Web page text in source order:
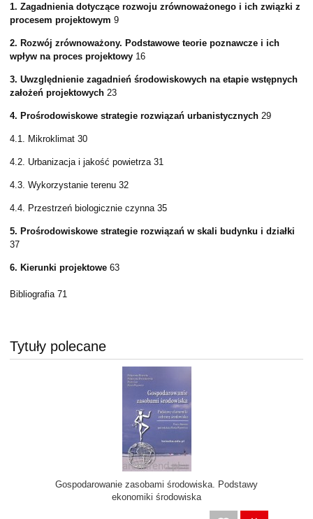
1. Zagadnienia dotyczące rozwoju zrównoważonego i ich związki z
procesem projektowym 9
2. Rozwój zrównoważony. Podstawowe teorie poznawcze i ich
wpływ na proces projektowy 16
3. Uwzgl ędnienie zagadnień środowiskowych na etapie wstępnych
założeń projektowych 23
4. Prośrodowiskowe strategie rozwiązań urbanistycznych 29
4.1. Mikroklimat 30
4.2. Urbanizacja i jakość powietrza 31
4.3. Wykorzystanie terenu 32
4.4. Przestrzeń biologicznie czynna 35
5. Prośrodowiskowe strategie rozwiązań w skali budynku i działki
37
6. Kierunki projektowe 63
Bibliografia 71
Tytuły polecane
Gospodarowanie zasobami środowiska. Podstawy
ekonomiki środowiska